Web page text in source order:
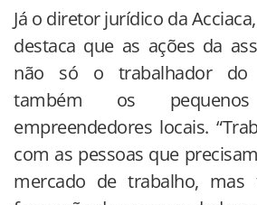
Já o diretor jurídico da
destaca que as ações da
não só o trabalhador do
também os
empreendedores locais.
com as pessoas que
mercado de trabalho,